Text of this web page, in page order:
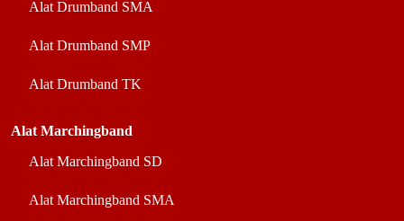
Alat Drumband SMA
Alat Drumband SMP
Alat Drumband TK
Alat Marchingband
Alat Marchingband SD
Alat Marchingband SMA